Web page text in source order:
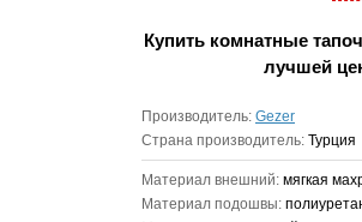
Купить комнатные
лучшей
Производитель: Gezer
Страна производитель: Турция
Материал внешний: мягкая
Материал подошвы: